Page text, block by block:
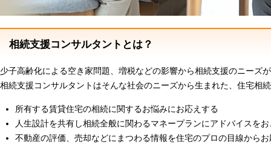
相続支援コンサルタントとは？
少子高齢化による空き家問題、増税などの影響から相続支援のニーズ
相続支援コンサルタントはそんな社会のニーズから生まれた、住宅相
所有する賃貸住宅の相続に関するお悩みにお応えする
人生設計を共有し相続全般に関わるマネープランにアドバイスを
不動産の評価、売却などにまつわる情報を住宅のプロの目線から